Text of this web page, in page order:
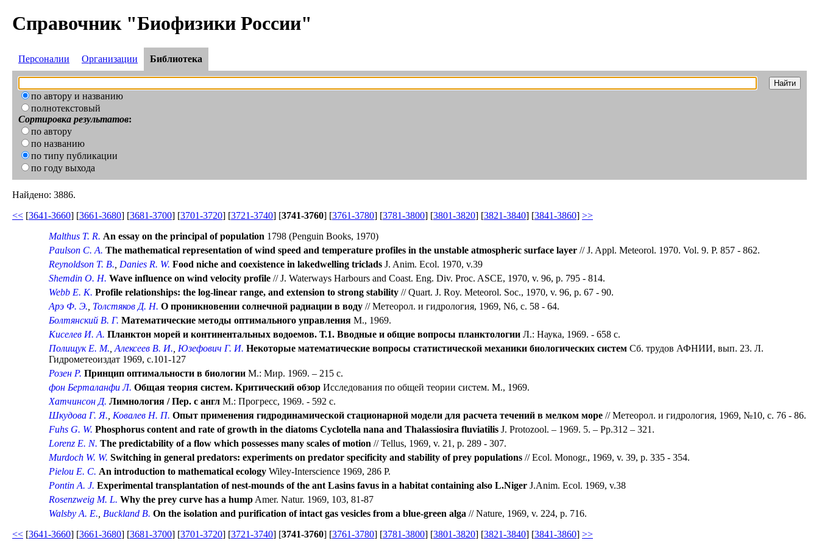
Справочник "Биофизики России"
Персоналии Организации Библиотека
по автору и названию
полнотекстовый
Сортировка результатов:
по автору
по названию
по типу публикации
по году выхода
Найдено: 3886.
<< [3641-3660] [3661-3680] [3681-3700] [3701-3720] [3721-3740] [3741-3760] [3761-3780] [3781-3800] [3801-3820] [3821-3840] [3841-3860] >>
Malthus T. R. An essay on the principal of population 1798 (Penguin Books, 1970)
Paulson C. A. The mathematical representation of wind speed and temperature profiles in the unstable atmospheric surface layer // J. Appl. Meteorol. 1970. Vol. 9. P. 857 - 862.
Reynoldson T. B., Danies R. W. Food niche and coexistence in lakedwelling triclads J. Anim. Ecol. 1970, v.39
Shemdin O. H. Wave influence on wind velocity profile // J. Waterways Harbours and Coast. Eng. Div. Proc. ASCE, 1970, v. 96, p. 795 - 814.
Webb E. K. Profile relationships: the log-linear range, and extension to strong stability // Quart. J. Roy. Meteorol. Soc., 1970, v. 96, p. 67 - 90.
Арэ Ф. Э., Толстяков Д. Н. О проникновении солнечной радиации в воду // Метеорол. и гидрология, 1969, N6, с. 58 - 64.
Болтянский В. Г. Математические методы оптимального управления М., 1969.
Киселев И. А. Планктон морей и континентальных водоемов. Т.1. Вводные и общие вопросы планктологии Л.: Наука, 1969. - 658 с.
Полищук Е. М.,Алексеев В. И., Юзефович Г. И. Некоторые математические вопросы статистической механики биологических систем Сб. трудов АФНИИ, вып. 23. Л.
Гидрометеоиздат 1969, с.101-127
Розен Р. Принцип оптимальности в биологии М.: Мир. 1969. – 215 c.
фон Берталанфи Л. Общая теория систем. Критический обзор Исследования по общей теории систем. М., 1969.
Хатчинсон Д. Лимнология / Пер. с англ М.: Прогресс, 1969. - 592 с.
Шкудова Г. Я., Ковалев Н. П. Опыт применения гидродинамической стационарной модели для расчета течений в мелком море // Метеорол. и гидрология, 1969, №10, с. 76 - 86.
Fuhs G. W. Phosphorus content and rate of growth in the diatoms Cyclotella nana and Thalassiosira fluviatilis J. Protozool. – 1969. 5. – Pp.312 – 321.
Lorenz E. N. The predictability of a flow which possesses many scales of motion // Tellus, 1969, v. 21, p. 289 - 307.
Murdoch W. W. Switching in general predators: experiments on predator specificity and stability of prey populations // Ecol. Monogr., 1969, v. 39, p. 335 - 354.
Pielou E. C. An introduction to mathematical ecology Wiley-Interscience 1969, 286 P.
Pontin A. J. Experimental transplantation of nest-mounds of the ant Lasins favus in a habitat containing also L.Niger J.Anim. Ecol. 1969, v.38
Rosenzweig M. L. Why the prey curve has a humpAmer. Natur. 1969, 103, 81-87
Walsby A. E., Buckland B. On the isolation and purification of intact gas vesicles from a blue-green alga // Nature, 1969, v. 224, p. 716.
<< [3641-3660] [3661-3680] [3681-3700] [3701-3720] [3721-3740] [3741-3760] [3761-3780] [3781-3800] [3801-3820] [3821-3840] [3841-3860] >>